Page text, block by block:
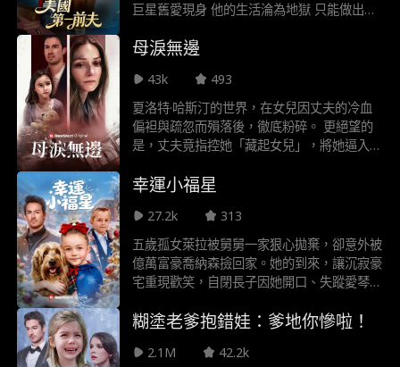
巨星舊愛現身 他的生活淪為地獄 只能做出破
他 想挽回恐怕為時已晚
母淚無邊
43k
493
夏洛特·哈斯汀的世界，在女兒因丈夫的冷血
偏袒與疏忽而殞落後，徹底粉碎。 更絕望的
是，丈夫竟指控她「藏起女兒」，將她逼入瘋
幸運小福星
27.2k
313
五歲孤女萊拉被舅舅一家狠心拋棄，卻意外被
億萬富豪喬納森撿回家。她的到來，讓沉寂豪
宅重現歡笑，自閉長子因她開口、失蹤愛琴因
幸運小福星。 當陰謀襲來，以純真為盾、以
人無所遁形！
糊塗老爹抱錯娃：爹地你慘啦！
2.1M
42.2k